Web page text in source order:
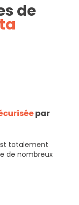
de
par
totalement
de nombreux